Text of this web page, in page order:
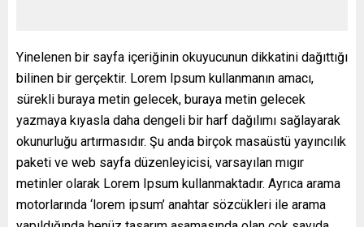
Yinelenen bir sayfa içeriğinin okuyucunun dikkatini dağıttığı
bilinen bir gerçektir. Lorem Ipsum kullanmanın amacı,
sürekli buraya metin gelecek, buraya metin gelecek
yazmaya kıyasla daha dengeli bir harf dağılımı sağlayarak
okunurluğu artırmasıdır. Şu anda birçok masaüstü yayıncılık
paketi ve web sayfa düzenleyicisi, varsayılan mıgır
metinler olarak Lorem Ipsum kullanmaktadır. Ayrıca arama
motorlarında ‘lorem ipsum’ anahtar sözcükleri ile arama